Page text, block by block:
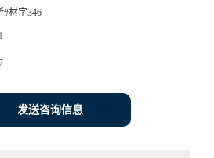
#材字346
发送咨询信息